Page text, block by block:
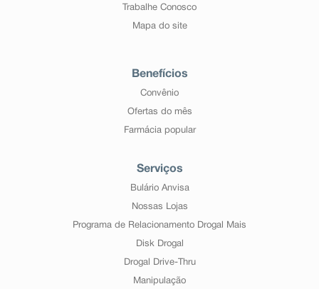
Trabalhe Conosco
Mapa do site
Benefícios
Convênio
Ofertas do mês
Farmácia popular
Serviços
Bulário Anvisa
Nossas Lojas
Programa de Relacionamento Drogal Mais
Disk Drogal
Drogal Drive-Thru
Manipulação